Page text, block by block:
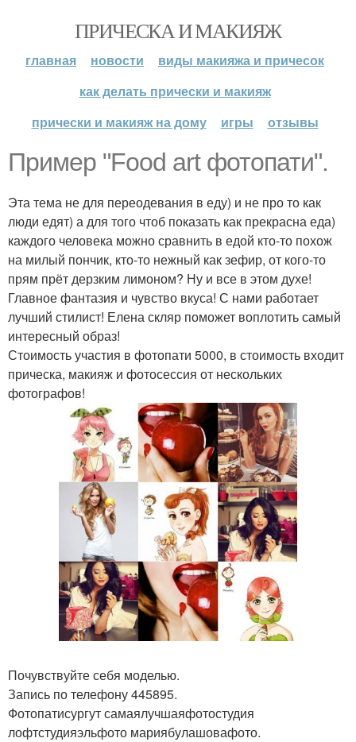
ПРИЧЕСКА И МАКИЯЖ
главная новости
виды макияжа и причесок
как делать прически и макияж
прически и макияж на дому
игры отзывы
Пример "Food art фотопати".
Эта тема не для переодевания в еду) и не про то как
люди едят) а для того чтоб показать как прекрасна еда)
каждого человека можно сравнить в едой кто-то похож
на милый пончик, кто-то нежный как зефир, от кого-то
прям прёт дерзким лимоном? Ну и все в этом духе!
Главное фантазия и чувство вкуса! С нами работает
лучший стилист! Елена скляр поможет воплотить самый
интересный образ!
Стоимость участия в фотопати 5000, в стоимость входит
прическа, макияж и фотосессия от нескольких
фотографов!
Почувствуйте себя моделью.
Запись по телефону 445895.
Фотопатисургут самаялучшаяфотостудия
лофтстудияэльфото мариябулашовафото.